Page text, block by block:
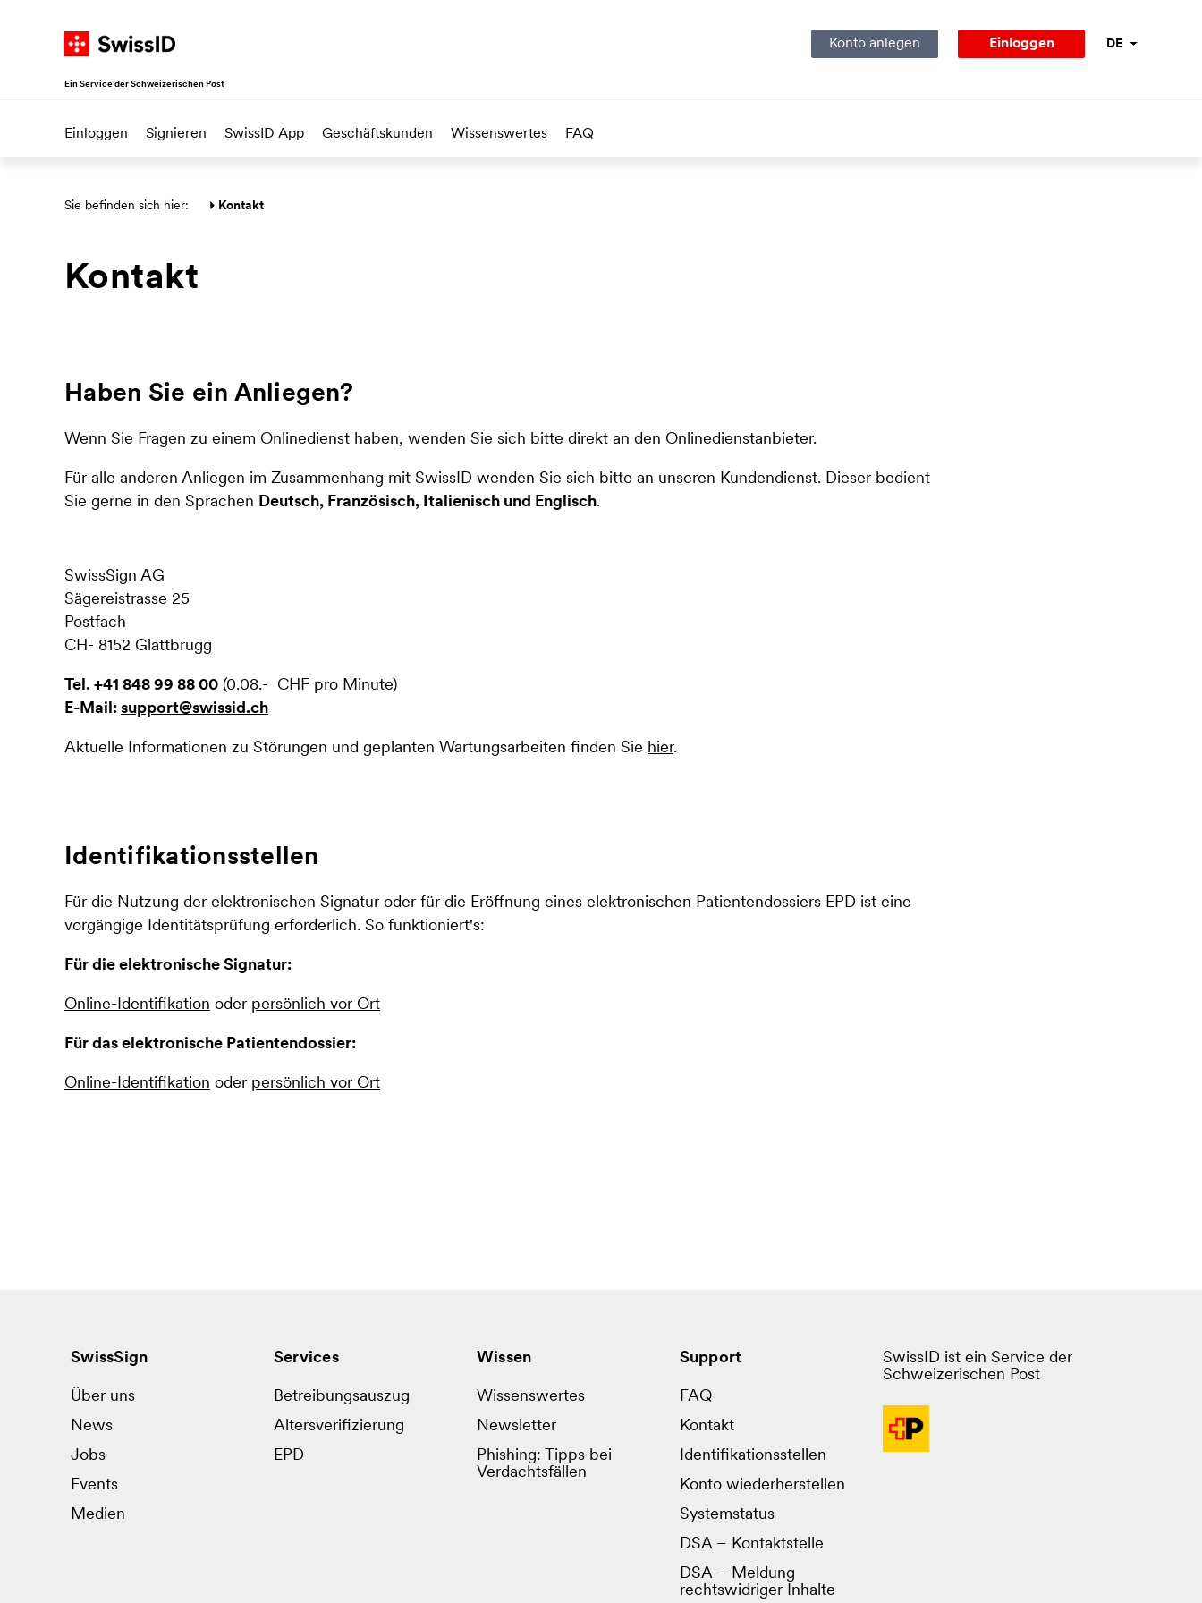
Navigieren auf SwissID
Ein Service der Schweizerischen Post
Konto anlegen Einloggen DE
Einloggen Signieren SwissID App Geschäftskunden Wissenswertes FAQ
Hauptbereich
Sie befinden sich hier: Kontakt
Kontakt
Haben Sie ein Anliegen?
Wenn Sie Fragen zu einem Onlinedienst haben, wenden Sie sich bitte direkt an den Onlinedienstanbieter.
Für alle anderen Anliegen im Zusammenhang mit SwissID wenden Sie sich bitte an unseren Kundendienst. Dieser bedient
Sie gerne in den Sprachen Deutsch, Französisch, Italienisch und Englisch.
SwissSign AG
Sägereistrasse 25
Postfach
CH- 8152 Glattbrugg
Tel. +41 848 99 88 00 (0.08.- CHF pro Minute)
E-Mail: support@swissid.ch
Aktuelle Informationen zu Störungen und geplanten Wartungsarbeiten finden Sie hier.
Identifikationsstellen
Für die Nutzung der elektronischen Signatur oder für die Eröffnung eines elektronischen Patientendossiers EPD ist eine
vorgängige Identitätsprüfung erforderlich. So funktioniert's:
Für die elektronische Signatur:
Online-Identifikation oder persönlich vor Ort
Für das elektronische Patientendossier:
Online-Identifikation oder persönlich vor Ort
SwissSign
Über uns
News
Jobs
Events
Medien
Services
Betreibungsauszug
Altersverifizierung
EPD
Wissen
Wissenswertes
Newsletter
Phishing: Tipps bei
Verdachtsfällen
Support
FAQ
Kontakt
Identifikationsstellen
Konto wiederherstellen
Systemstatus
DSA – Kontaktstelle
DSA – Meldung
rechtswidriger Inhalte
SwissID ist ein Service der
Schweizerischen Post